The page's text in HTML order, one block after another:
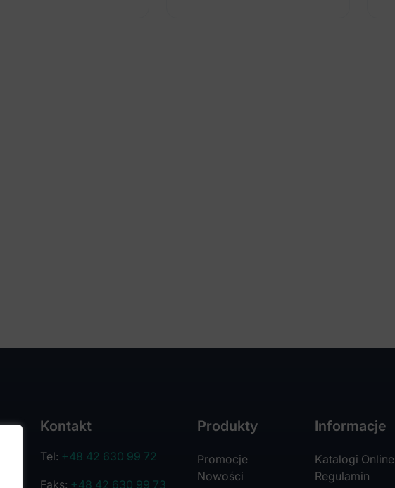
Kontakt
Tel: +48 42 630 99 72
Faks: +48 42 630 99 73
Produkty
Promocje
Nowości
Informacje
Katalogi Online
Regulamin